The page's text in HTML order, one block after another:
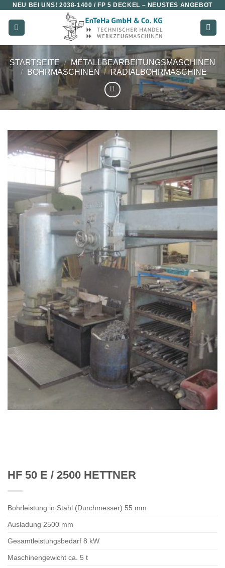
Zum
Inhalt
springen
NEU BEI UNS!2038-1400 / FP 5 DECKEL – NEUSTES ANGEBOT
STARTSEITE / METALLBEARBEITUNGSMASCHINEN
/
BOHRMASCHINEN / RADIALBOHRMASCHINE
HF 50 E / 2500 HETTNER
Bohrleistung in Stahl (Durchmesser) 55 mm
Ausladung 2500 mm
Gesamtleistungsbedarf 8 kW
Maschinengewicht ca. 5 t